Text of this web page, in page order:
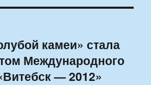
камеи» стала
Международного
— 2012»